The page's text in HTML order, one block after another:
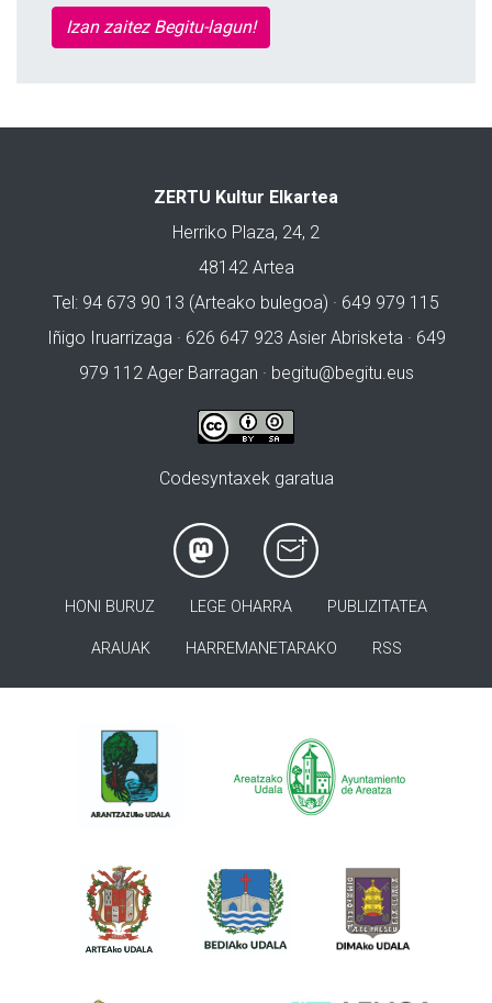
Izan zaitez Begitu-lagun!
ZERTU Kultur Elkartea
Herriko Plaza, 24, 2
48142 Artea
Tel: 94 673 90 13 (Arteako bulegoa) · 649 979 115
Iñigo Iruarrizaga · 626 647 923 Asier Abrisketa · 649
979 112 Ager Barragan · begitu@begitu.eus
Codesyntaxek garatua
HONI BURUZ LEGE OHARRA PUBLIZITATEA
ARAUAK HARREMANETARAKO RSS